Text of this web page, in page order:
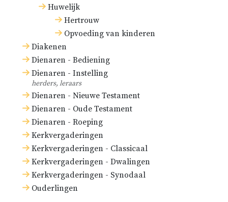
Huwelijk
Hertrouw
Opvoeding van kinderen
Diakenen
Dienaren - Bediening
Dienaren - Instelling
herders, leraars
Dienaren - Nieuwe Testament
Dienaren - Oude Testament
Dienaren - Roeping
Kerkvergaderingen
Kerkvergaderingen - Classicaal
Kerkvergaderingen - Dwalingen
Kerkvergaderingen - Synodaal
Ouderlingen